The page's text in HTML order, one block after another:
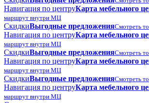
Навигация по центруКарта мебельного
маршрут внутри МЦ
СкидкиВыгодные предложенияСмотреть
Навигация по центруКарта мебельного
маршрут внутри МЦ
СкидкиВыгодные предложенияСмотреть
Навигация по центруКарта мебельного
маршрут внутри МЦ
СкидкиВыгодные предложенияСмотреть
Навигация по центруКарта мебельного
маршрут внутри МЦ